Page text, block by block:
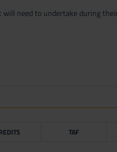
need to undertake during
TAF